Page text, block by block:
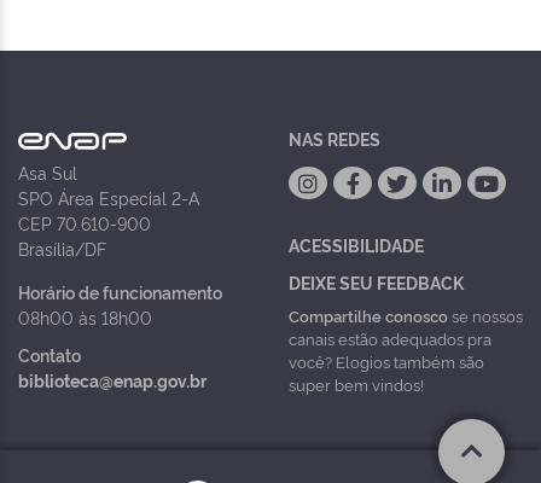
Asa Sul
SPO Área Especial 2-A
CEP 70.610-900
Brasília/DF
Horário de funcionamento
08h00 às 18h00
Contato
biblioteca@enap.gov.br
NAS REDES
ACESSIBILIDADE
DEIXE SEU FEEDBACK
Compartilhe conoscose nossos
canais estão adequados pra
você? Elogios também são
super bem vindos!